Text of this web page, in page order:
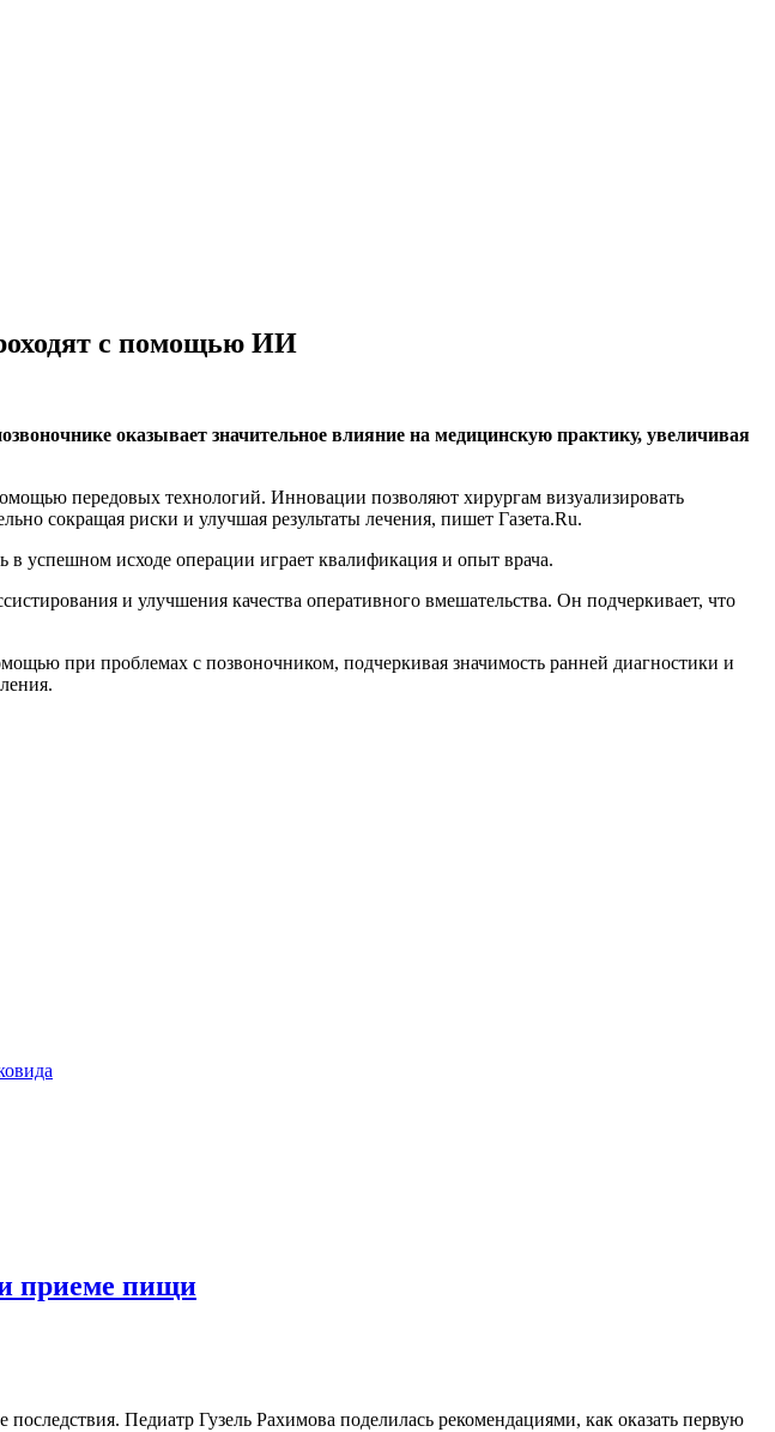
с помощью ИИ
оказывает значительное влияние на медицинскую практику, увеличивая
передовых технологий. Инновации позволяют хирургам визуализировать
сокращая риски и улучшая результаты лечения, пишет Газета.Ru.
успешном исходе операции играет квалификация и опыт врача.
и улучшения качества оперативного вмешательства. Он подчеркивает, что
при проблемах с позвоночником, подчеркивая значимость ранней диагностики и
приеме пищи
Педиатр Гузель Рахимова поделилась рекомендациями, как оказать первую